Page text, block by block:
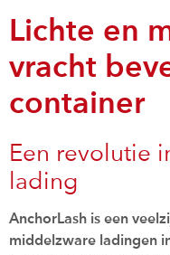
Lichte en
vracht
container
Een revolutie
lading
AnchorLash is een
middelzware ladingen